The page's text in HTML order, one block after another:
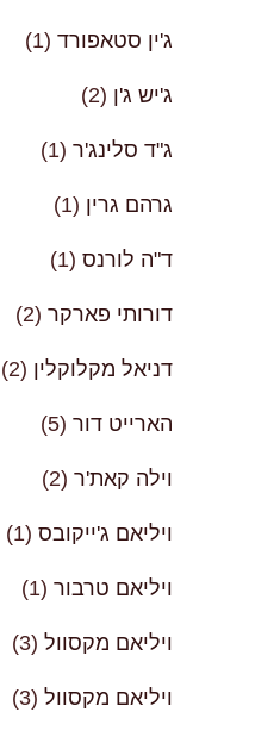
ג'ין סטאפורד (1)
ג'יש ג'ן (2)
ג"ד סלינג'ר (1)
גרהם גרין (1)
ד"ה לורנס (1)
דורותי פארקר (2)
דניאל מקלוקלין (2)
הארייט דור (5)
וילה קאת'ר (2)
ויליאם ג'ייקובס (1)
ויליאם טרבור (1)
ויליאם מקסוול (3)
ויליאם מקסוול (3)